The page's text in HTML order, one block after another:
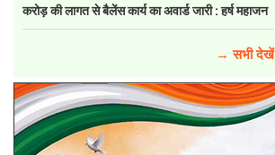
करोड़ की लागत से बैलेंस कार्य का अवार्ड जारी : हर्ष महाजन
→ सभी देखें